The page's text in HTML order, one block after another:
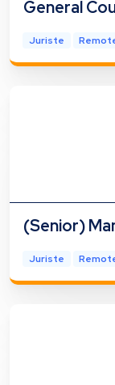
General
Juriste
(Senior)
Juriste